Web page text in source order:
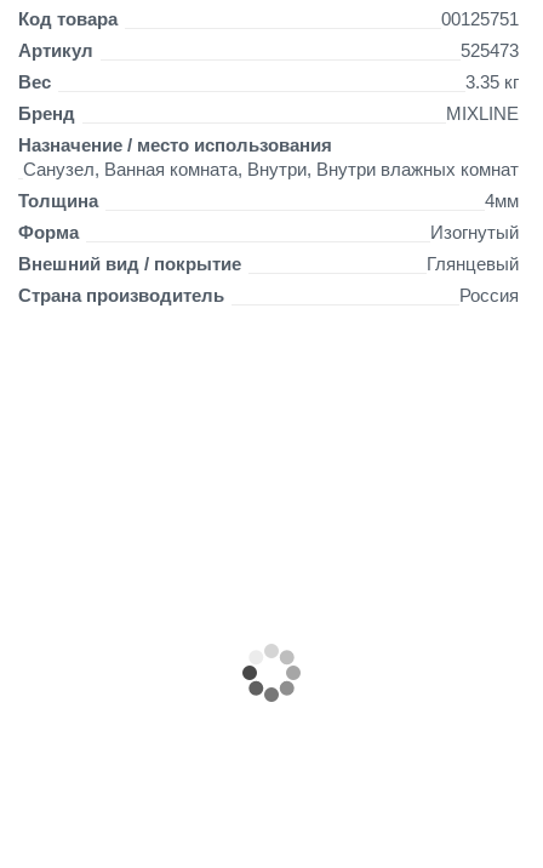
а
ц
е
т
о
м
Детали
Код товара
00125751
Артикул
525473
Вес
3.35 кг
Бренд
MIXLINE
Назначение / место использования
Санузел, Ванная комната, Внутри, Внутри влажных комнат
Толщина
4мм
Форма
Изогнутый
Внешний вид / покрытие
Глянцевый
Страна производитель
Россия